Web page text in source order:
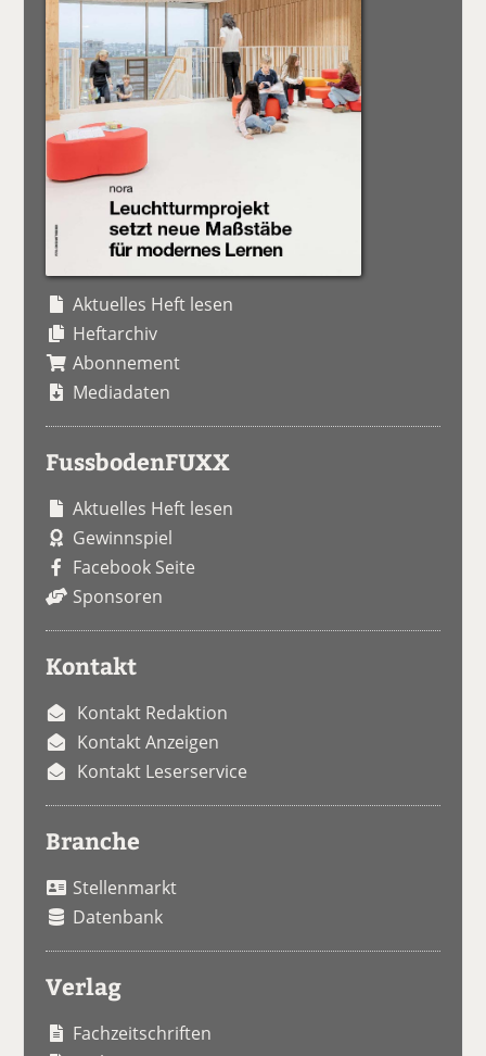
Aktuelles Heft lesen
Heftarchiv
Abonnement
Mediadaten
FussbodenFUXX
Aktuelles Heft lesen
Gewinnspiel
Facebook Seite
Sponsoren
Kontakt
Kontakt Redaktion
Kontakt Anzeigen
Kontakt Leserservice
Branche
Stellenmarkt
Datenbank
Verlag
Fachzeitschriften